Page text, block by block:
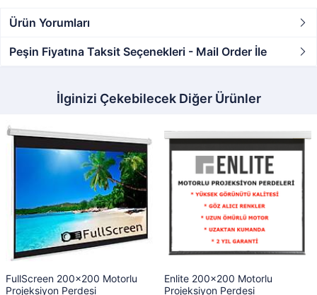
Ürün Yorumları
Peşin Fiyatına Taksit Seçenekleri - Mail Order İle
İlginizi Çekebilecek Diğer Ürünler
FullScreen 200x200 Motorlu
Projeksiyon Perdesi
Enlite 200x200 Motorlu
Projeksiyon Perdesi